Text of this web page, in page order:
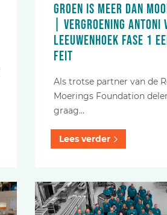
Groen is meer dan
| Vergroening Antoni
Leeuwenhoek fase 1
feit
Als trotse partner van de
Moerings Foundation
graag…
Lees verder